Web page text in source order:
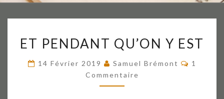
PENDANT
QU’ON
Y
EST
ET PENDANT QU’ON Y EST
14 Février 2019 Samuel Brémont
1
Commentaire